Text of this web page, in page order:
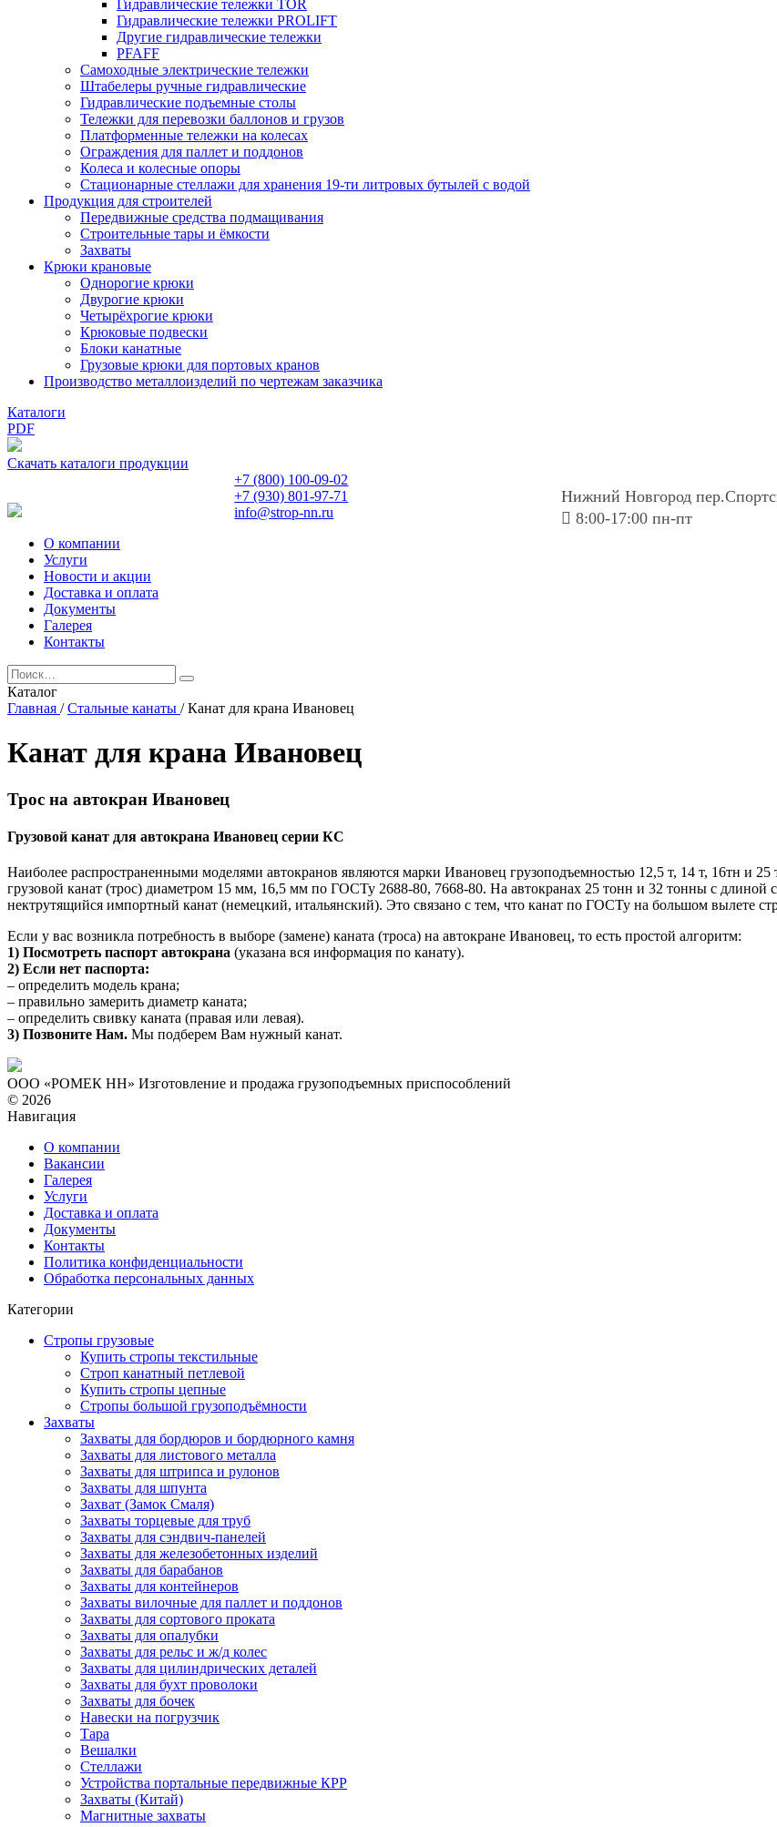
Гидравлические тележки TOR
Гидравлические тележки PROLIFT
Другие гидравлические тележки
PFAFF
Самоходные электрические тележки
Штабелеры ручные гидравлические
Гидравлические подъемные столы
Тележки для перевозки баллонов и грузов
Платформенные тележки на колесах
Ограждения для паллет и поддонов
Колеса и колесные опоры
Стационарные стеллажи для хранения 19-ти литровых бутылей с водой
Продукция для строителей
Передвижные средства подмащивания
Строительные тары и ёмкости
Захваты
Крюки крановые
Однорогие крюки
Двурогие крюки
Четырёхрогие крюки
Крюковые подвески
Блоки канатные
Грузовые крюки для портовых кранов
Производство металлоизделий по чертежам заказчика
Каталоги
PDF
Скачать каталоги продукции
+7 (800) 100-09-02
+7 (930)801-97-71
info@strop-nn.ru
Нижний Новгород
8:00-17:00 пн-пт
О компании
Услуги
Новости и акции
Доставка и оплата
Документы
Галерея
Контакты
Каталог
Главная / Стальные канаты / Канат для крана Ивановец
Канат для крана Ивановец
Трос на автокран Ивановец
Грузовой канат для автокрана Ивановец серии КС
Наиболее распространенными моделями автокранов являются марки Ивановец грузоподъемностью 12,5 т, 14 т, 16тн и
грузовой канат (трос) диаметром 15 мм, 16,5 мм по ГОСТу 2688-80, 7668-80. На автокранах 25 тонн и 32 тонны с длиной
нектрутящийся импортный канат (немецкий, итальянский). Это связано с тем, что канат по ГОСТу на большом вылете
Если у вас возникла потребность в выборе (замене) каната (троса) на автокране Ивановец, то есть простой алгоритм:
1) Посмотреть паспорт автокрана (указана вся информация по канату).
2) Если нет паспорта:
– определить модель крана;
– правильно замерить диаметр каната;
– определить свивку каната (правая или левая).
3) Позвоните Нам. Мы подберем Вам нужный канат.
ООО «РОМЕК НН» Изготовление и продажа грузоподъемных приспособлений
© 2026
Навигация
О компании
Вакансии
Галерея
Услуги
Доставка и оплата
Документы
Контакты
Политика конфиденциальности
Обработка персональных данных
Категории
Стропы грузовые
Купить стропы текстильные
Строп канатный петлевой
Купить стропы цепные
Стропы большой грузоподъёмности
Захваты
Захваты для бордюров и бордюрного камня
Захваты для листового металла
Захваты для штрипса и рулонов
Захваты для шпунта
Захват (Замок Смаля)
Захваты торцевые для труб
Захваты для сэндвич-панелей
Захваты для железобетонных изделий
Захваты для барабанов
Захваты для контейнеров
Захваты вилочные для паллет и поддонов
Захваты для сортового проката
Захваты для опалубки
Захваты для рельс и ж/д колес
Захваты для цилиндрических деталей
Захваты для бухт проволоки
Захваты для бочек
Навески на погрузчик
Тара
Вешалки
Стеллажи
Устройства портальные передвижные КРР
Захваты (Китай)
Магнитные захваты